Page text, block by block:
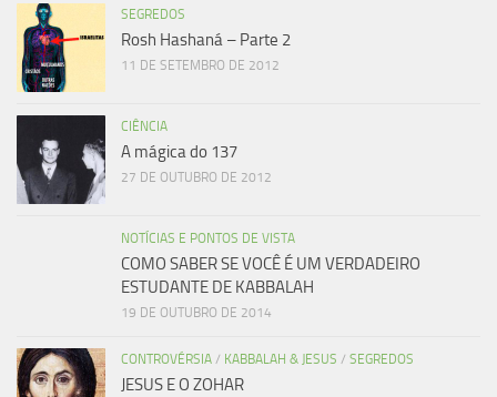
SEGREDOS
Rosh Hashaná – Parte 2
11 DE SETEMBRO DE 2012
CIÊNCIA
A mágica do 137
27 DE OUTUBRO DE 2012
NOTÍCIAS E PONTOS DE VISTA
COMO SABER SE VOCÊ É UM VERDADEIRO
ESTUDANTE DE KABBALAH
19 DE OUTUBRO DE 2014
CONTROVÉRSIA / KABBALAH & JESUS / SEGREDOS
JESUS E O ZOHAR